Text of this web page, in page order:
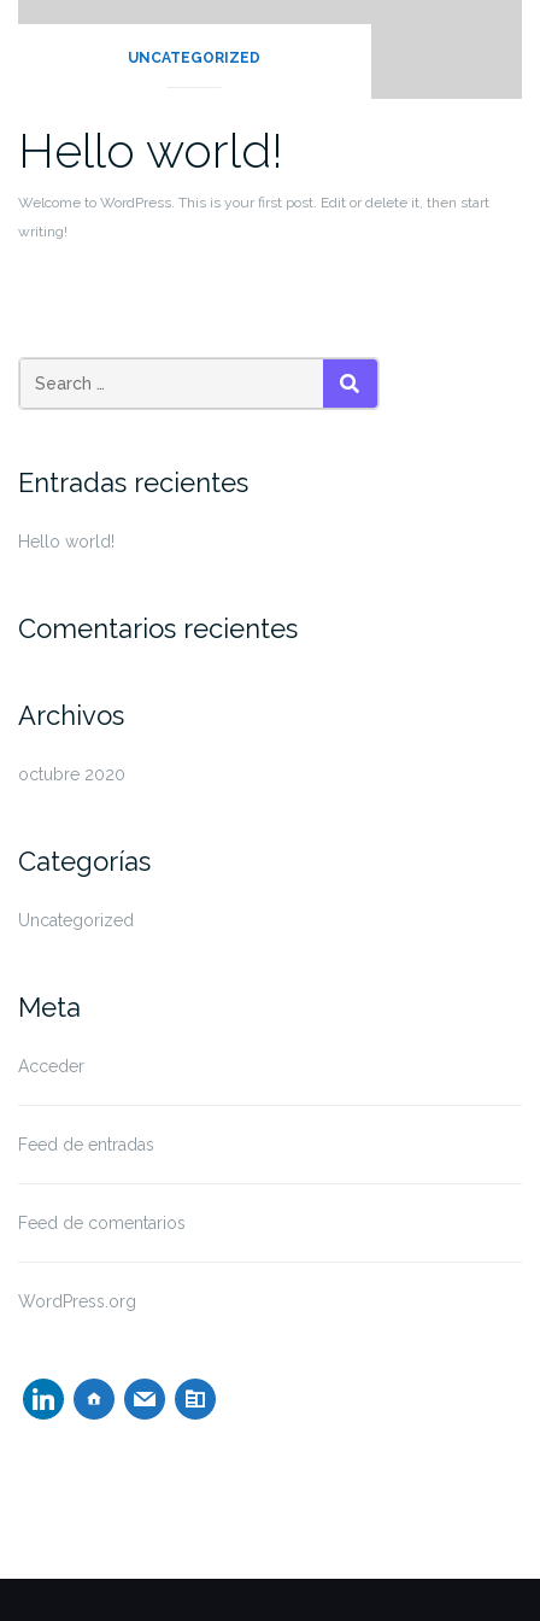
UNCATEGORIZED
Hello world!
Welcome to WordPress. This is your first post. Edit or delete it, then start
writing!
SEARCH
Entradas recientes
Hello world!
Comentarios recientes
Archivos
octubre 2020
Categorías
Uncategorized
Meta
Acceder
Feed de entradas
Feed de comentarios
WordPress.org
linkedinhome mail
index-
card